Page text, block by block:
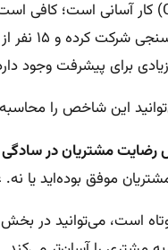
برای پیشرفت وجود
پاسخ‌هایی که گزینه ۵، ۶ یا ۷ را انتخاب
رضایت مشتریان در
موفق بوده‌اید
است، می‌توانید در